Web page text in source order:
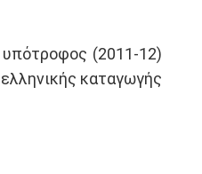
(2011-12)
καταγωγής